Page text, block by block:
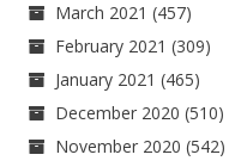
March 2021 (457)
February 2021 (309)
January 2021 (465)
December 2020 (510)
November 2020 (542)